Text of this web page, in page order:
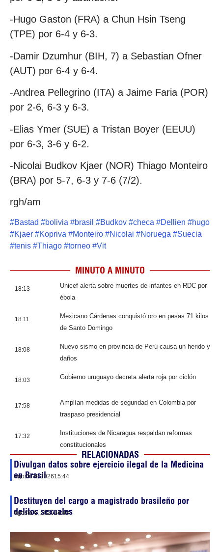
-Hugo Gaston (FRA) a Chun Hsin Tseng
(TPE) por 6-4 y 6-3.
-Damir Dzumhur (BIH, 7) a Sebastian Ofner
(AUT) por 6-4 y 6-4.
-Andrea Pellegrino (ITA) a Jaime Faria (POR)
por 2-6, 6-3 y 6-3.
-Elias Ymer (SUE) a Tristan Boyer (EEUU)
por 6-3, 3-6 y 6-2.
-Nicolai Budkov Kjaer (NOR) Thiago Monteiro
(BRA) por 5-7, 6-3 y 7-6 (7/2).
rgh/am
#Bastad #bolivia #brasil #Budkov #checa #Dellien #hugo
#Kjaer #Kopriva #Monteiro #Nicolai #Noruega #Suecia
#tenis #Thiago #torneo #Vit
MINUTO A MINUTO
18:13
Unicef alerta sobre muertes de infantes en RDC por
ébola
18:11
Mexicano Cárdenas conquistó oro en pesas 71 kilos
de Santo Domingo
18:08
Nuevo sismo en provincia de Perú causa un herido y
daños
18:03 Gobierno uruguayo decreta alerta roja por ciclón
17:58
Amplían medidas de seguridad en Colombia por
traspaso presidencial
17:32
Instituciones de Nicaragua respaldan reformas
constitucionales
RELACIONADAS
Divulgan datos sobre ejercicio ilegal de la Medicina
en Brasil
agosto 6, 202615:44
Destituyen del cargo a magistrado brasileño por
delitos sexuales
agosto 6, 202614:48